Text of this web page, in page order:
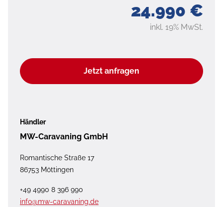
24.990 €
inkl. 19% MwSt.
Jetzt anfragen
Händler
MW-Caravaning GmbH
Romantische Straße 17
86753 Möttingen
+49 4990 8 396 990
info@mw-caravaning.de